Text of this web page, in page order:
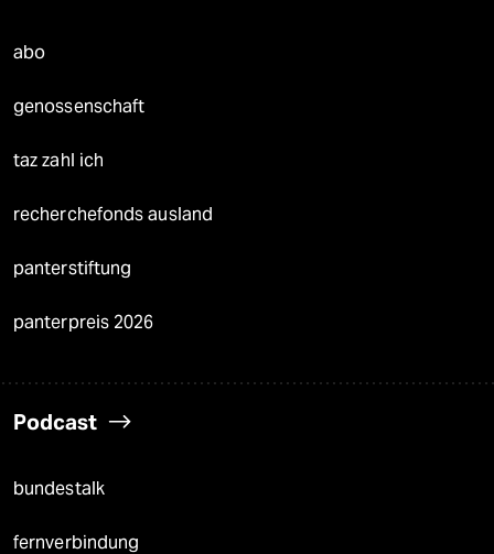
abo
genossenschaft
taz zahl ich
recherchefonds ausland
panterstiftung
panterpreis 2026
Podcast
bundestalk
fernverbindung